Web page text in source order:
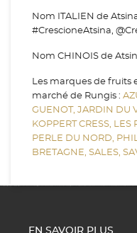
Nom ITALIEN de
#CrescioneAtsina,
Nom CHINOIS de
Les marques de fruits
marché de Rungis :
GUENOT, JARDIN DU
KOPPERT CRESS, LES
PERLE DU NORD,
BRETAGNE, SALES,
EN SAVOIR PLUS